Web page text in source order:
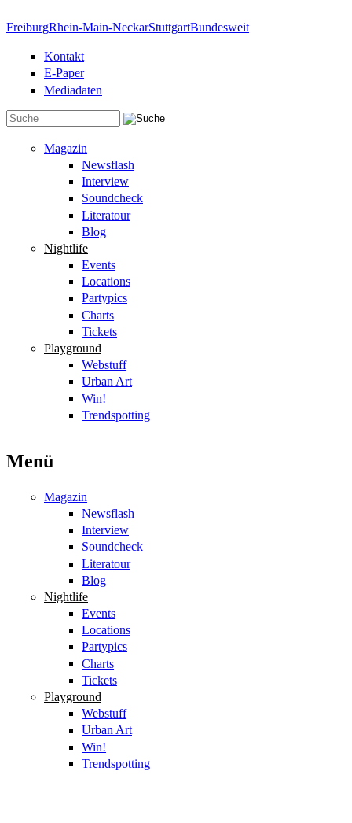
FreiburgRhein-Main-NeckarStuttgartBundesweit
Kontakt
E-Paper
Mediadaten
Magazin
Newsflash
Interview
Soundcheck
Literatour
Blog
Nightlife
Events
Locations
Partypics
Charts
Tickets
Playground
Webstuff
Urban Art
Win!
Trendspotting
Menü
Magazin
Newsflash
Interview
Soundcheck
Literatour
Blog
Nightlife
Events
Locations
Partypics
Charts
Tickets
Playground
Webstuff
Urban Art
Win!
Trendspotting